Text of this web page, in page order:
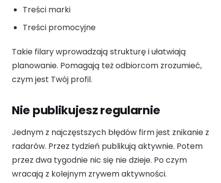
Treści marki
Treści promocyjne
Takie filary wprowadzają strukturę i ułatwiają
planowanie. Pomagają też odbiorcom zrozumieć,
czym jest Twój profil.
Nie publikujesz regularnie
Jednym z najczęstszych błędów firm jest znikanie z
radarów. Przez tydzień publikują aktywnie. Potem
przez dwa tygodnie nic się nie dzieje. Po czym
wracają z kolejnym zrywem aktywności.